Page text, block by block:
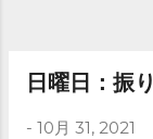
日曜日：振
- 10月 31, 2021